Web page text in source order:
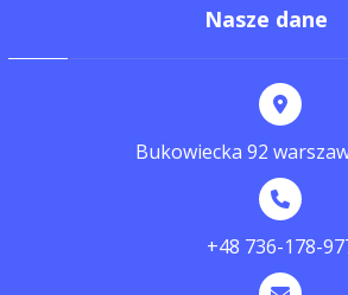
Nasze dane
Bukowiecka 92
+48 736-178-